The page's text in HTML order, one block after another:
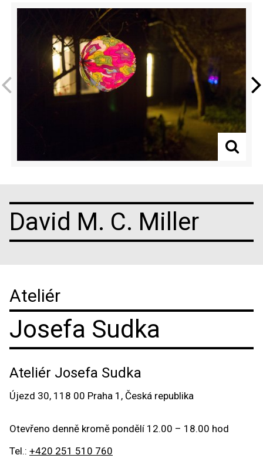
Previous Next
David M. C. Miller
Ateliér
Josefa Sudka
Ateliér Josefa Sudka
Újezd 30, 118 00 Praha 1, Česká republika
Otevřeno denně kromě pondělí 12.00 – 18.00 hod
Tel.: +420 251 510 760